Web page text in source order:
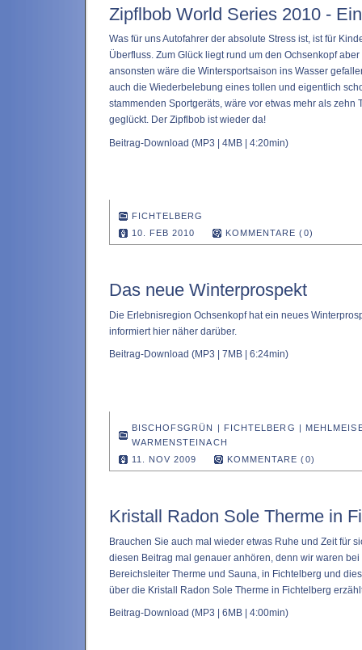
Zipflbob World Series 2010 -
Was für uns Autofahrer der absolute Stress ist, ist für
Überfluss. Zum Glück liegt rund um den Ochsenkopf
ansonsten wäre die Wintersportsaison ins Wasser
auch die Wiederbelebung eines tollen und eigentlich
stammenden Sportgeräts, wäre vor etwas mehr als zehn
geglückt. Der Zipflbob ist wieder da!
Beitrag-Download (MP3 | 4MB | 4:20min)
FICHTELBERG
10. FEB 2010
KOMMENTARE (0)
Das neue Winterprospekt
Die Erlebnisregion Ochsenkopf hat ein neues
informiert hier näher darüber.
Beitrag-Download (MP3 | 7MB | 6:24min)
BISCHOFSGRÜN | FICHTELBERG |
WARMENSTEINACH
11. NOV 2009
KOMMENTARE (0)
Kristall Radon Sole Therme in
Brauchen Sie auch mal wieder etwas Ruhe und Zeit für
diesen Beitrag mal genauer anhören, denn wir waren
Bereichsleiter Therme und Sauna, in Fichtelberg und
über die Kristall Radon Sole Therme in Fichtelberg
Beitrag-Download (MP3 | 6MB | 4:00min)